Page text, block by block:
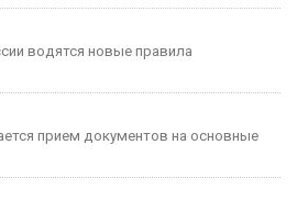
водятся новые правила
прием документов на основные